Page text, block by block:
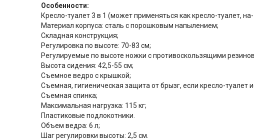
Особенности:
Кресло-туалет 3 в 1 (может применяться как кресло-туалет,
Материал корпуса: сталь с порошковым напылением;
Складная конструкция;
Регулировка по высоте: 70-83 см;
Регулируемые по высоте ножки с противоскользящими
Высота сидения: 42,5-55 см;
Съемное ведро с крышкой;
Съемная, гигиеническая защита от брызг, если кресло-туалет
Съемная спинка;
Максимальная нагрузка: 115 кг;
Пластиковые подлокотники.
Объем ведра: 6 л;
Шаг регулировки высоты: 2,5 см.